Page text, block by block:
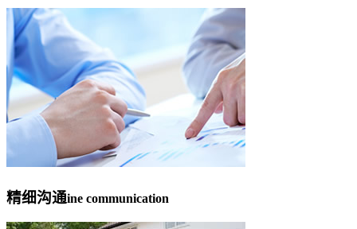
精细沟通ine communication